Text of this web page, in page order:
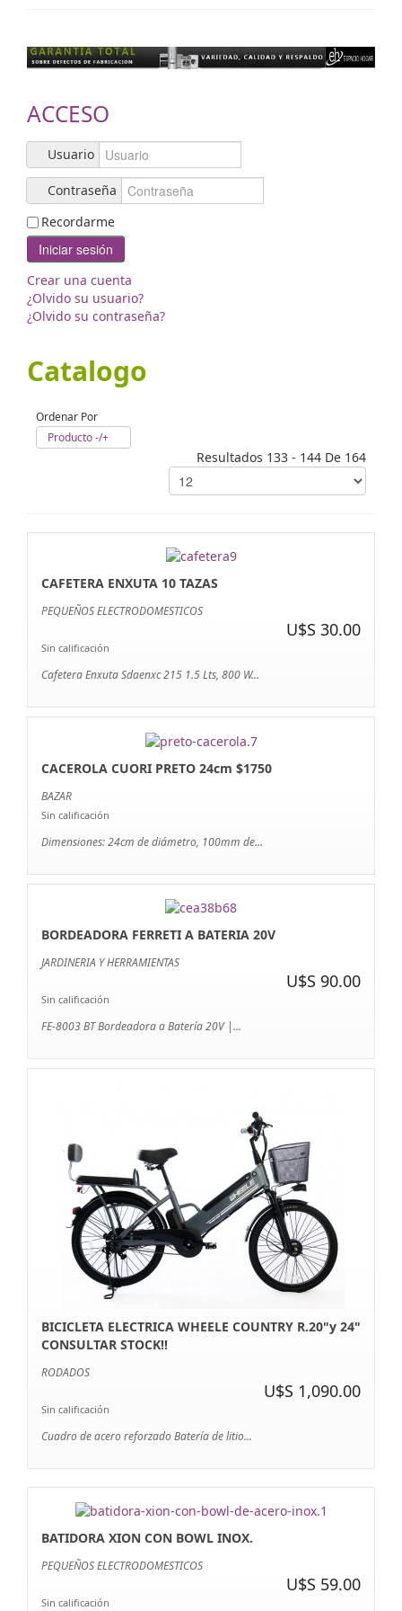
ACCESO
Usuario
Contraseña
Recordarme
Iniciar sesión
Crear una cuenta
¿Olvido su usuario?
¿Olvido su contraseña?
Catalogo
Ordenar Por
Producto -/+
Resultados 133 - 144 De 164
CAFETERA ENXUTA 10 TAZAS
PEQUEÑOS ELECTRODOMESTICOS
U$S 30.00
Sin calificación
Cafetera Enxuta Sdaenxc 215 1.5 Lts, 800 W...
CACEROLA CUORI PRETO 24cm $1750
BAZAR
Sin calificación
Dimensiones: 24cm de diámetro, 100mm de...
BORDEADORA FERRETI A BATERIA 20V
JARDINERIA Y HERRAMIENTAS
U$S 90.00
Sin calificación
FE-8003 BT Bordeadora a Batería 20V |...
BICICLETA ELECTRICA WHEELE COUNTRY R.20"y 24"
CONSULTAR STOCK!!
RODADOS
U$S 1,090.00
Sin calificación
Cuadro de acero reforzado Batería de litio...
BATIDORA XION CON BOWL INOX.
PEQUEÑOS ELECTRODOMESTICOS
U$S 59.00
Sin calificación